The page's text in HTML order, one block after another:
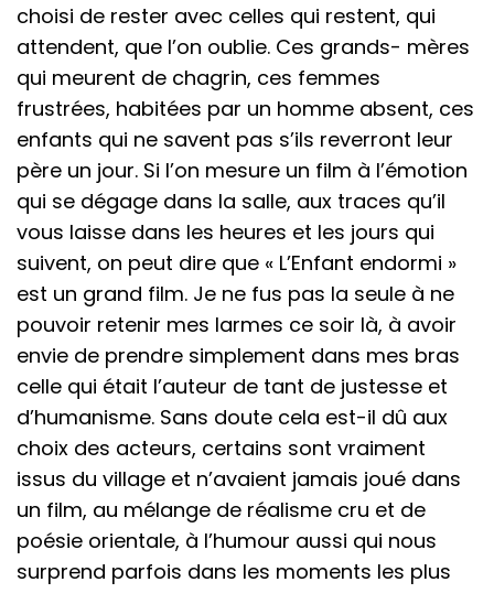
choisi de rester avec celles qui restent, qui
attendent, que l’on oublie. Ces grands- mères
qui meurent de chagrin, ces femmes
frustrées, habitées par un homme absent, ces
enfants qui ne savent pas s’ils reverront leur
père un jour. Si l’on mesure un film à l’émotion
qui se dégage dans la salle, aux traces qu’il
vous laisse dans les heures et les jours qui
suivent, on peut dire que « L’Enfant endormi »
est un grand film. Je ne fus pas la seule à ne
pouvoir retenir mes larmes ce soir là, à avoir
envie de prendre simplement dans mes bras
celle qui était l’auteur de tant de justesse et
d’humanisme. Sans doute cela est-il dû aux
choix des acteurs, certains sont vraiment
issus du village et n’avaient jamais joué dans
un film, au mélange de réalisme cru et de
poésie orientale, à l’humour aussi qui nous
surprend parfois dans les moments les plus